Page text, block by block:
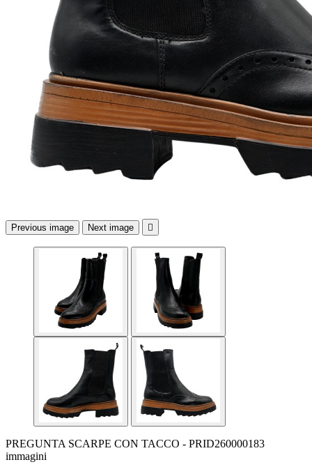
Previous image Next image 
PREGUNTA SCARPE CON TACCO - PRID260000183
immagini